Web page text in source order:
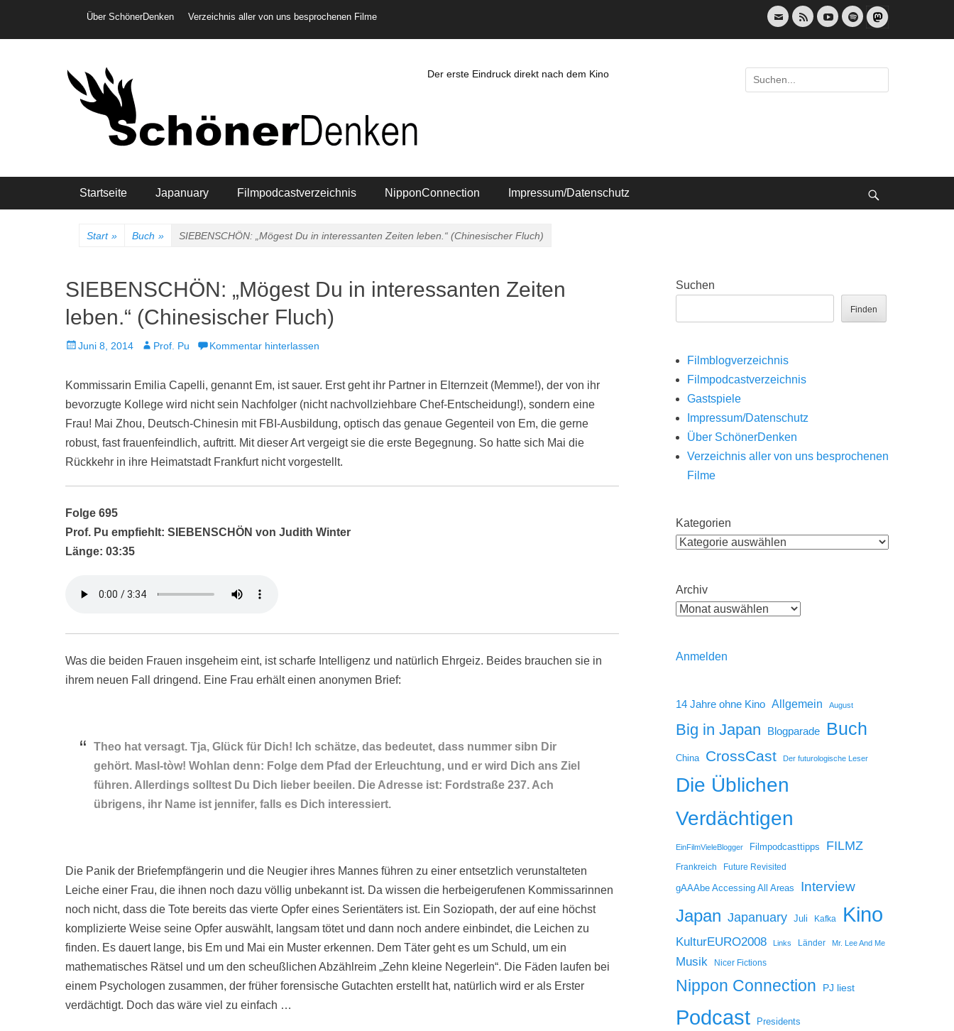
Header-Menü
Über SchönerDenken Verzeichnis aller von uns besprochenen Filme
E-
Mail
Feed YouTubeSpotify
Der erste Eindruck direkt nach dem Kino
Suche
nach:
Hauptmenü
Startseite Japanuary Filmpodcastverzeichnis NipponConnection Impressum/Datenschutz
Start » Buch » SIEBENSCHÖN: „Mögest Du in interessanten Zeiten leben.“ (Chinesischer Fluch)
SIEBENSCHÖN: „Mögest Du in interessanten Zeiten
leben.“ (Chinesischer Fluch)
Veröffentlicht
Juni 8, 2014 AutorProf. Pu Kommentar hinterlassen
Kommissarin Emilia Capelli, genannt Em, ist sauer. Erst geht ihr Partner in Elternzeit (Memme!), der von ihr
bevorzugte Kollege wird nicht sein Nachfolger (nicht nachvollziehbare Chef-Entscheidung!), sondern eine
Frau! Mai Zhou, Deutsch-Chinesin mit FBI-Ausbildung, optisch das genaue Gegenteil von Em, die gerne
robust, fast frauenfeindlich, auftritt. Mit dieser Art vergeigt sie die erste Begegnung. So hatte sich Mai die
Rückkehr in ihre Heimatstadt Frankfurt nicht vorgestellt.
Folge 695
Prof. Pu empfiehlt: SIEBENSCHÖN von Judith Winter
Länge: 03:35
Was die beiden Frauen insgeheim eint, ist scharfe Intelligenz und natürlich Ehrgeiz. Beides brauchen sie in
ihrem neuen Fall dringend. Eine Frau erhält einen anonymen Brief:
Theo hat versagt. Tja, Glück für Dich! Ich schätze, das bedeutet, dass nummer sibn Dir
gehört. Masl-tòw! Wohlan denn: Folge dem Pfad der Erleuchtung, und er wird Dich ans Ziel
führen. Allerdings solltest Du Dich lieber beeilen. Die Adresse ist: Fordstraße 237. Ach
übrigens, ihr Name ist jennifer, falls es Dich interessiert.
Die Panik der Briefempfängerin und die Neugier ihres Mannes führen zu einer entsetzlich verunstalteten
Leiche einer Frau, die ihnen noch dazu völlig unbekannt ist. Da wissen die herbeigerufenen Kommissarinnen
noch nicht, dass die Tote bereits das vierte Opfer eines Serientäters ist. Ein Soziopath, der auf eine höchst
komplizierte Weise seine Opfer auswählt, langsam tötet und dann noch andere einbindet, die Leichen zu
finden. Es dauert lange, bis Em und Mai ein Muster erkennen. Dem Täter geht es um Schuld, um ein
mathematisches Rätsel und um den scheußlichen Abzählreim „Zehn kleine Negerlein“. Die Fäden laufen bei
einem Psychologen zusammen, der früher forensische Gutachten erstellt hat, natürlich wird er als Erster
verdächtigt. Doch das wäre viel zu einfach …
Suchen
Finden
Filmblogverzeichnis
Filmpodcastverzeichnis
Gastspiele
Impressum/Datenschutz
Über SchönerDenken
Verzeichnis aller von uns besprochenen
Filme
Kategorien
Archiv
Anmelden
14 Jahre ohne Kino Allgemein August
Big in Japan Blogparade Buch
China CrossCast Der futurologische Leser
Die Üblichen
Verdächtigen
EinFilmVieleBlogger Filmpodcasttipps FILMZ
Frankreich Future Revisited
gAAAbe Accessing All Areas Interview
Japan Japanuary Juli Kafka Kino
KulturEURO2008 Links Länder Mr. Lee And Me
Musik Nicer Fictions
Nippon Connection PJ liest
Podcast Presidents